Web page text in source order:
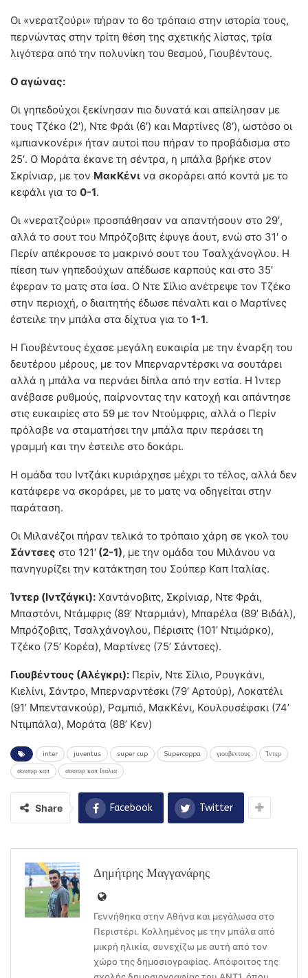
Οι «νερατζούρι» πήραν το 6ο τρόπαιο στην ιστορία τους,
περνώντας στην τρίτη θέση της σχετικής λίστας, τρία
λιγότερα από την πολυνίκη του θεσμού, Γιουβέντους.
Ο αγώνας:
Οι γηπεδούχοι ξεκίνησαν πιο δυνατά και απείλησαν με
τους Τζέκο (2′), Ντε Φράι (6′) και Μαρτίνες (8′), ωστόσο οι
«μπιανκονέρι» ήταν αυτοί που πήραν το προβάδισμα στο
25′. Ο Μοράτα έκανε τη σέντρα, η μπάλα βρήκε στον
Σκρίνιαρ, με τον ΜακΚένι να σκοράρει από κοντά με το
κεφάλι για το 0-1.
Οι «νερατζούρι» προσπάθησαν να απαντήσουν στο 29′,
αλλά το σουτ του Μπρόζοβιτς έφυγε άουτ, ενώ στο 31′ ο
Περίν απέκρουσε το μακρινό σουτ του Τσαλχάνογλου. Η
πίεση των γηπεδούχων απέδωσε καρπούς και στο 35′
έφεραν το ματς στα ίσα. Ο Ντε Σίλιο ανέτρεψε τον Τζέκο
στην περιοχή, ο διαιτητής έδωσε πέναλτι και ο Μαρτίνες
έστειλε την μπάλα στα δίχτυα για το 1-1.
Η Γιουβέντους έχασε μεγάλη ευκαιρία με την έναρξη του
δευτέρου μέρους, με τον Μπερναρντέρσκι να σουτάρει
αλλά η μπάλα να περνάει δίπλα από την εστία. Η Ίντερ
ανέβασε ρυθμούς, παίρνοντας την κατοχή και απάντησε
στις ευκαιρίες στο 59 με τον Ντούμφρις, αλλά ο Περίν
πρόλαβε να σταματήσει την μπάλα πριν περάσει τη
γραμμή και την έστειλε στο δοκάρι.
Η ομάδα του Ιντζάκι κυριάρχησε μέχρι το τέλος, αλλά δεν
κατάφερε να σκοράρει, με το ματς να οδηγείται στην
παράταση.
Οι Μιλανέζοι πήραν τελικά το τρόπαιο χάρη σε γκολ του
Σάντσες στο 121′ (2-1), με την ομάδα του Μιλάνου να
πανηγυρίζει την κατάκτηση του Σούπερ Καπ Ιταλίας.
Ίντερ (Ιντζάγκι): Χαντάνοβιτς, Σκρίνιαρ, Ντε Φράι,
Μπαστόνι, Ντάμφρις (89’ Νταρμιάν), Μπαρέλα (89’ Βιδάλ),
Μπρόζοβιτς, Τσαλχάνογλου, Πέρισιτς (101’ Ντιμάρκο),
Τζέκο (75’ Κορέα), Μαρτίνες (75’ Σάντσες).
Γιουβέντους (Αλέγκρι): Περίν, Ντε Σίλιο, Ρουγκάνι,
Κιελίνι, Σάντρο, Μπερναρντέσκι (79’ Αρτούρ), Λοκατέλι
(91’ Μπεντανκούρ), Ραμπιό, ΜακΚένι, Κουλουσέφσκι (74’
Ντιμπάλα), Μοράτα (88’ Κεν)
inter juventus super cup Supercoppa γιουβεντους Ίντερ
σουπερ καπ σουπερ καπ Ιταλια
Share Facebook Twitter
Δημήτρης Μαγγανάρης
Γεννήθηκα στην Αθήνα και μεγάλωσα στο
Περιστέρι. Κολλημένος με την μπάλα από
μικρή ηλικία, συνεχίζω με αυτή από τον
χώρο της δημοσιογραφίας. Απόφοιτος της